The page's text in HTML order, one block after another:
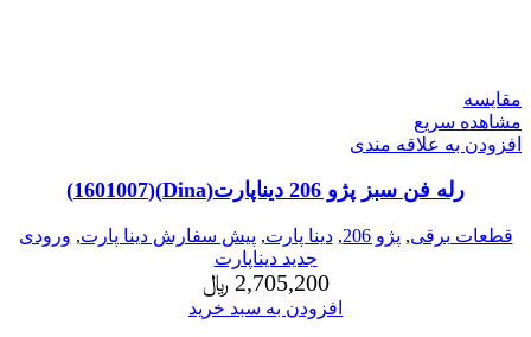
مقایسه
مشاهده سریع
افزودن به علاقه مندی
رله فن سبز پژو 206 دیناپارت(Dina)(1601007)
قطعات برقی, پژو 206 ,دینا پارت, پیش سفارش دینا پارت, ورودی
جدید دیناپارت
2,705,200 ﷼
افزودن به سبد خرید